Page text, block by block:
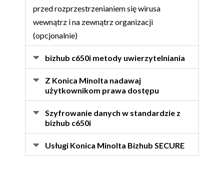
przed rozprzestrzenianiem się wirusa
wewnątrz i na zewnątrz organizacji
(opcjonalnie)
bizhub c650i metody uwierzytelniania
Z Konica Minolta nadawaj
użytkownikom prawa dostępu
Szyfrowanie danych w standardzie z
bizhub c650i
Usługi Konica Minolta Bizhub SECURE